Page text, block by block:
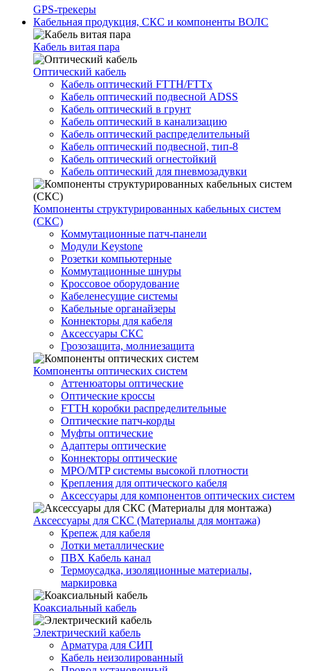
GPS-трекеры
Кабельная продукция, СКС и компоненты ВОЛС
Кабель витая пара
Оптический кабель
Кабель оптический FTTH/FTTx
Кабель оптический подвесной ADSS
Кабель оптический в грунт
Кабель оптический в канализацию
Кабель оптический распределительный
Кабель оптический подвесной, тип-8
Кабель оптический огнестойкий
Кабель оптический для пневмозадувки
Компоненты структурированных кабельных систем
(СКС)
Коммутационные патч-панели
Модули Keystone
Розетки компьютерные
Коммутационные шнуры
Кроссовое оборудование
Кабеленесущие системы
Кабельные органайзеры
Коннекторы для кабеля
Аксессуары СКС
Грозозащита, молниезащита
Компоненты оптических систем
Аттенюаторы оптические
Оптические кроссы
FTTH коробки распределительные
Оптические патч-корды
Муфты оптические
Адаптеры оптические
Коннекторы оптические
MPO/MTP системы высокой плотности
Крепления для оптического кабеля
Аксессуары для компонентов оптических систем
Аксессуары для СКС (Материалы для монтажа)
Крепеж для кабеля
Лотки металлические
ПВХ Кабель канал
Термоусадка, изоляционные материалы,
маркировка
Коаксиальный кабель
Электрический кабель
Арматура для СИП
Кабель неизолированный